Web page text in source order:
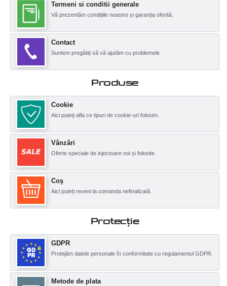
Termeni si conditii generale
Vă prezentăm condițiile noastre și garanția oferită.
Contact
Suntem pregătiți să vă ajutăm cu problemele
Produse
Cookie
Aici puteți afla ce tipuri de cookie-uri folosim.
Vânzări
Oferte speciale de injectoare noi și folosite.
Coş
Aici puteți reveni la comanda nefinalizată.
Protecţie
GDPR
Protejăm datele personale în conformitate cu regulamentul GDPR.
Metode de plata